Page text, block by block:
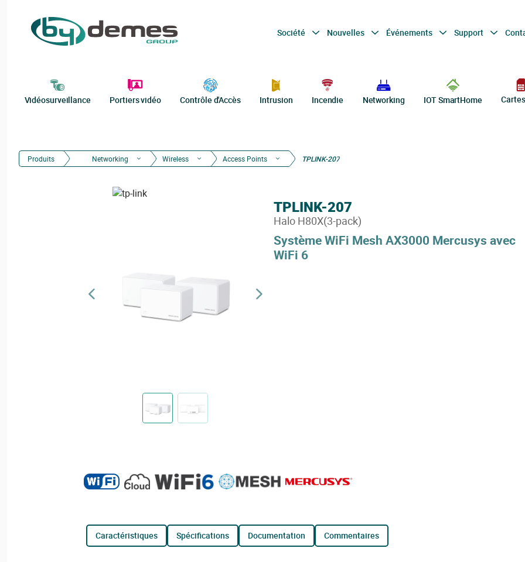
Société Nouvelles Événements Support
Vidéosurveillance Portiers vidéo Contrôle d'Accès Intrusion Incendie Networking IOT SmartHome
Produits Networking Wireless Access Points TPLINK-207
Système WiFi Mesh AX3000 Mercusys avec
WiFi 6
TPLINK-207
Halo H80X(3-pack)
caractéristiques spécifications documentation commentaires